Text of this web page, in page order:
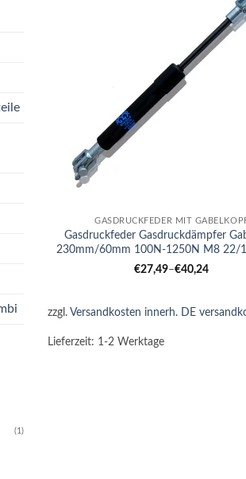
(1)
GASDRUCKFEDER MIT
Gasdruckfeder Gasdruckdämpfer
230mm/60mm 100N-1250N M8 22/
€27,49–€40,24
zzgl. Versandkosten innerh. DE
Lieferzeit: 1-2 Werktage